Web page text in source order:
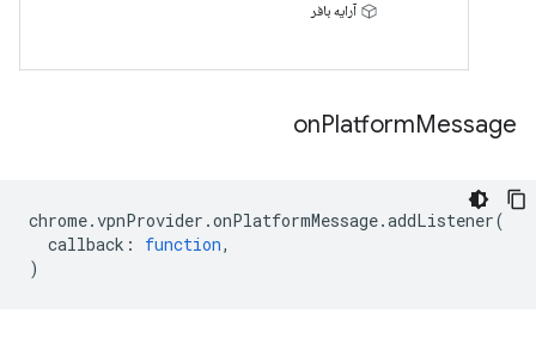
آرایه بافر
onPlatformMessage
chrome.vpnProvider .onPlatformMessage.addListener(
callback : function,
)